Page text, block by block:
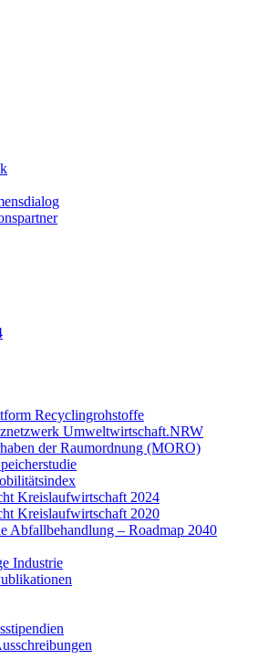
Recyclingrohstoffe
Umweltwirtschaft.NRW
der Raumordnung (MORO)
Kreislaufwirtschaft 2024
Kreislaufwirtschaft 2020
Abfallbehandlung – Roadmap 2040
Industrie